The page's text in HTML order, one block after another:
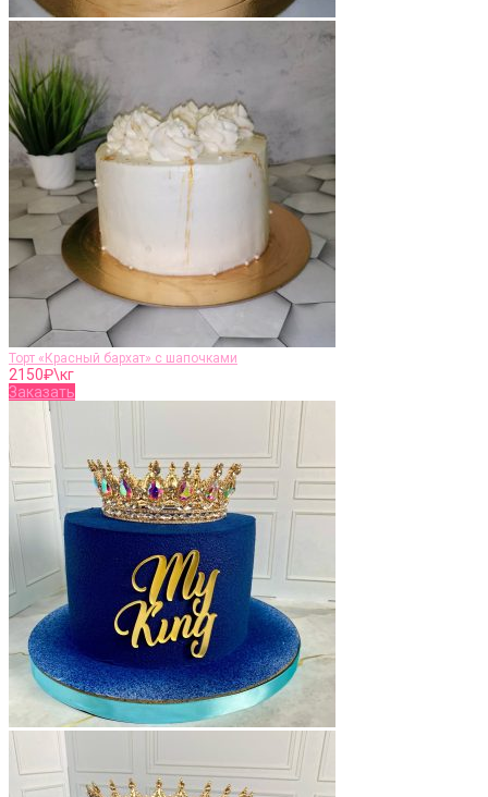
Торт «Красный бархат» с шапочками
2150₽\кг
Заказать